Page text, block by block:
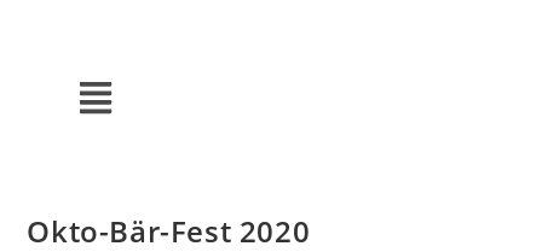
Okto-Bär-Fest 2020